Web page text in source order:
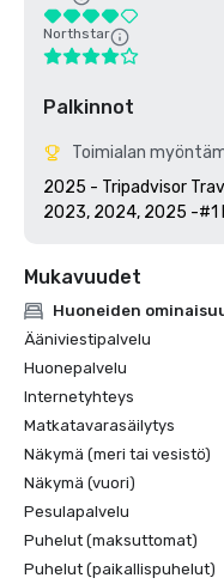
Northstar
Palkinnot
Toimialan
2025 - Tripadvisor
2023, 2024, 2025 -#1
Mukavuudet
Huoneiden
Ääniviestipalvelu
Huonepalvelu
Internetyhteys
Matkatavarasäilytys
Näkymä (meri tai vesistö)
Näkymä (vuori)
Pesulapalvelu
Puhelut (maksuttomat)
Puhelut (paikallispuhelut)